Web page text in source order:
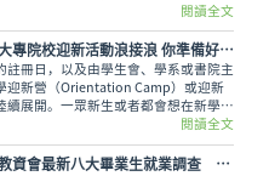
而在這個8月便有多場英國及澳洲大學
座，除了介紹兩地熱門課程，也會簡介
活費等重要資訊。
閱讀全文
快訊｜大專院校迎新活動浪接浪 你準備好過U Life未呢？
註冊日，以及由學生會、學系或書院主
迎新營（Orientation Camp）或迎新
續展開。一眾新生或者都會想在新學年
新環境，結識到新的同學，迎接豐富精
生活。
閱讀全文
熱話│教資會最新八大畢業生就業調查 平均年薪33.6萬元